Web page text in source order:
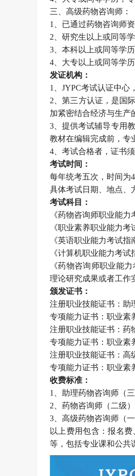
三、高级药物咨询师：
1、已通过药物咨询师
2、研究生以上或同等学
3、本科以上或同等学
4、大专以上或同等学
发证机构：
1、JYPC考试认证中心
2、第三方认证，是国
加紧密结合经济与生产
3、提供考试辅导专用
教材在编辑完成前，专
4、考试合格者，证书
考试时间：
每年统考五次，时间为
具体考试日期、地点、
考试科目：
《药物咨询师职业能力
《职业素养职业能力考
《英语职业能力考试指
《计算机职业能力考
《药物咨询师职业能
理论研究成果或者工作
颁发证书：
注册职业技能证书：助
专项能力证书：职业素
注册职业技能证书：药
专项能力证书：职业素
注册职业技能证书：高
专项能力证书：职业素
收费标准：
1、助理药物咨询师（三
2、药物咨询师（二级）
3、高级药物咨询师（一
以上费用包含：报名
等，包括专业课和公共